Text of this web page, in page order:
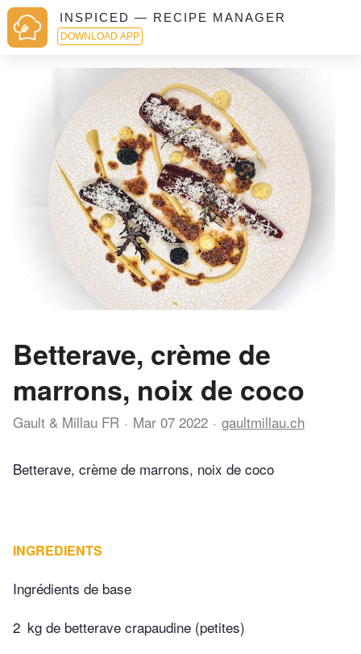
INSPICED — RECIPE MANAGER
DOWNLOAD APP
Betterave, crème de
marrons, noix de coco
Gault & Millau FR Mar 07 2022 gaultmillau.ch
Betterave, crème de marrons, noix de coco
INGREDIENTS
Ingrédients de base
2 kg de betterave crapaudine (petites)